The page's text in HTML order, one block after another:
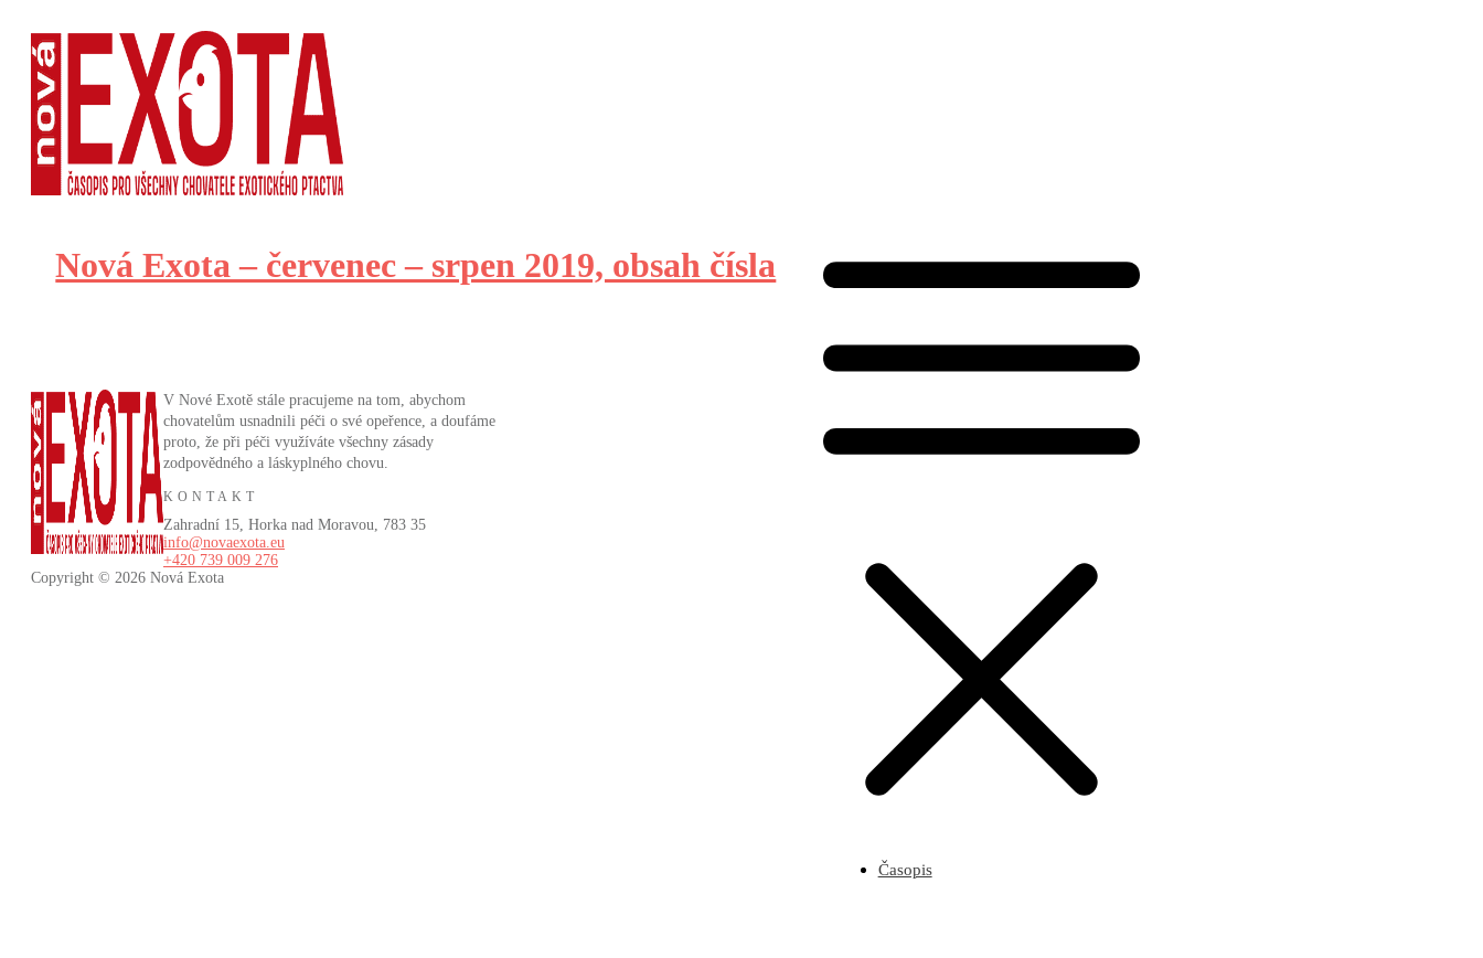
Časopis
Nová Exota – červenec – srpen 2019, obsah čísla
V Nové Exotě stále pracujeme na tom, abychom
chovatelům usnadnili péči o své opeřence, a doufáme
proto, že při péči využíváte všechny zásady
zodpovědného a láskyplného chovu.
KONTAKT
Zahradní 15, Horka nad Moravou, 783 35
info@novaexota.eu
+420 739 009 276
Copyright © 2026 Nová Exota